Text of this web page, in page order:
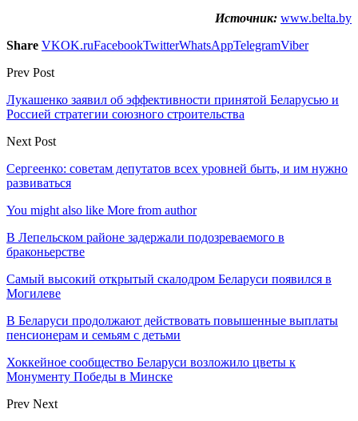
Источник: www.belta.by
Share VKOK.ruFacebookTwitterWhatsAppTelegramViber
Prev Post
Лукашенко заявил об эффективности принятой Беларусью и
Россией стратегии союзного строительства
Next Post
Сергеенко: советам депутатов всех уровней быть, и им нужно
развиваться
You might also like More from author
В Лепельском районе задержали подозреваемого в
браконьерстве
Самый высокий открытый скалодром Беларуси появился в
Могилеве
В Беларуси продолжают действовать повышенные выплаты
пенсионерам и семьям с детьми
Хоккейное сообщество Беларуси возложило цветы к
Монументу Победы в Минске
Prev Next